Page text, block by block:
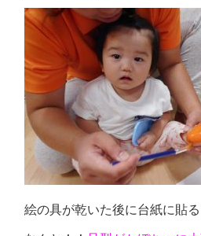
絵の具が乾いた後に台紙に貼